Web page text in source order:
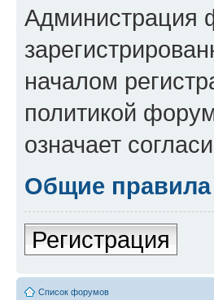
Администрация
началом
политикой
означает
Общие правила
Регистрация
Список форумов